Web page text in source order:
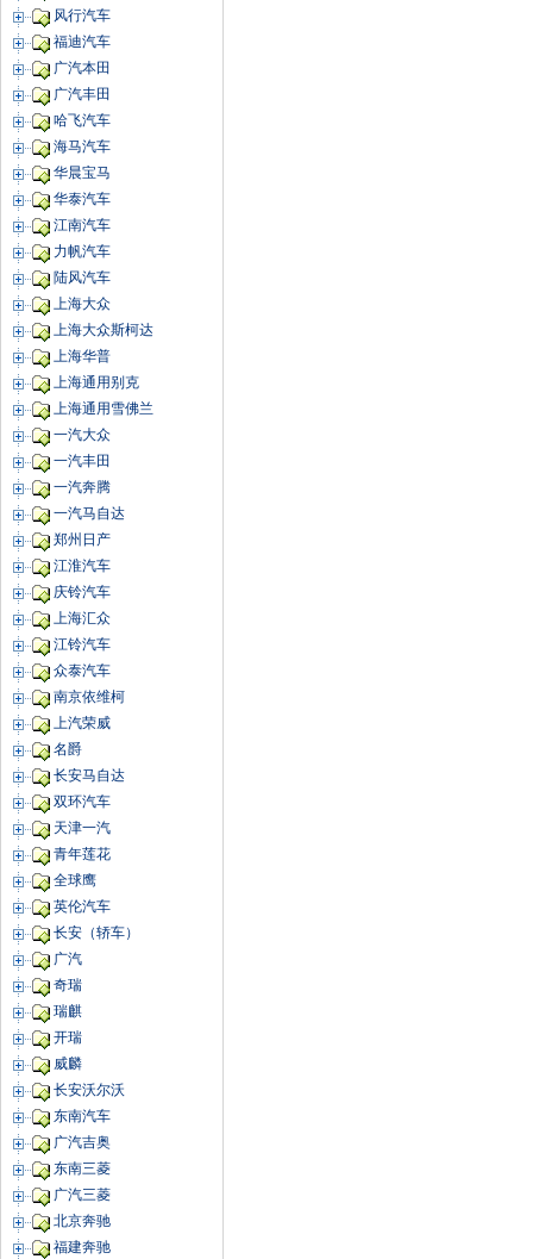
风行汽车
福迪汽车
广汽本田
广汽丰田
哈飞汽车
海马汽车
华晨宝马
华泰汽车
江南汽车
力帆汽车
陆风汽车
上海大众
上海大众斯柯达
上海华普
上海通用别克
上海通用雪佛兰
一汽大众
一汽丰田
一汽奔腾
一汽马自达
郑州日产
江淮汽车
庆铃汽车
上海汇众
江铃汽车
众泰汽车
南京依维柯
上汽荣威
名爵
长安马自达
双环汽车
天津一汽
青年莲花
全球鹰
英伦汽车
长安（轿车）
广汽
奇瑞
瑞麒
开瑞
威麟
长安沃尔沃
东南汽车
广汽吉奥
东南三菱
广汽三菱
北京奔驰
福建奔驰